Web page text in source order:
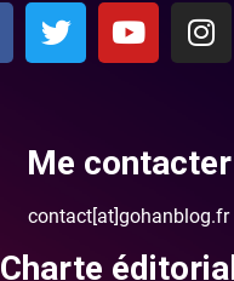
Me contacter
contact[at]gohanblog.fr
Charte